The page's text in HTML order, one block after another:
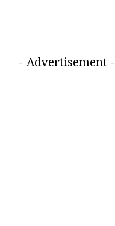
- Advertisement -